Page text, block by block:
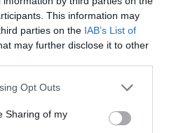
This information may
parties on the IAB’s List of
may further disclose it to other
Opt Outs
Sharing of my
över.